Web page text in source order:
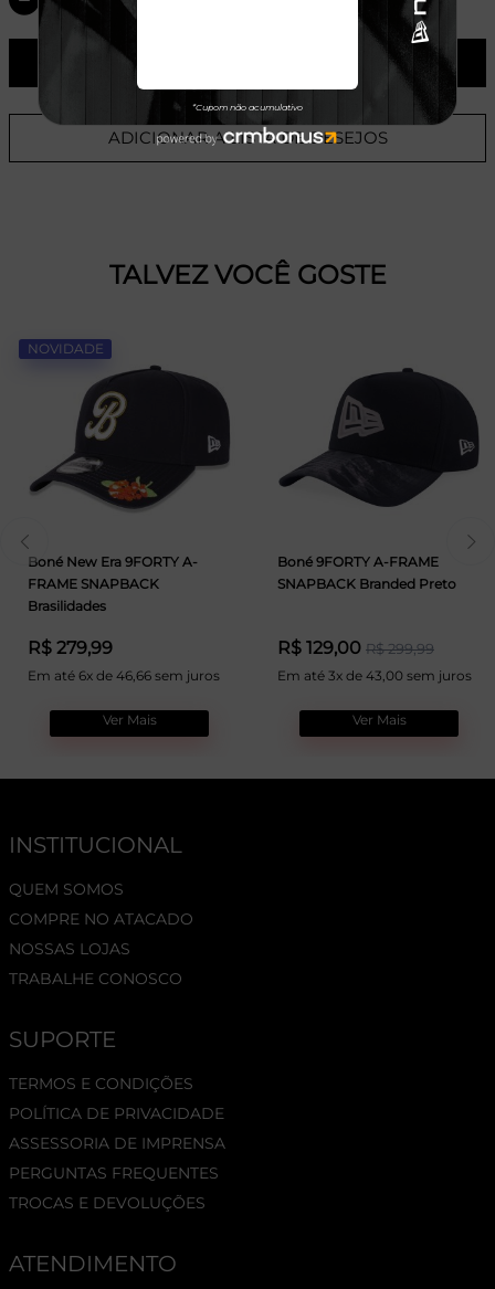
ADICIONAR A LISTA DE DESEJOS
TALVEZ VOCÊ GOSTE
NOVIDADE
Boné New Era 9FORTY A-
FRAME SNAPBACK
Brasilidades
R$ 279,99
Em até 6x de 46,66 sem juros
Ver Mais
Boné 9FORTY A-FRAME
SNAPBACK Branded Preto
R$ 129,00 R$ 299,99
Em até 3x de 43,00 sem juros
Ver Mais
INSTITUCIONAL
QUEM SOMOS
COMPRE NO ATACADO
NOSSAS LOJAS
TRABALHE CONOSCO
SUPORTE
TERMOS E CONDIÇÕES
POLÍTICA DE PRIVACIDADE
ASSESSORIA DE IMPRENSA
PERGUNTAS FREQUENTES
TROCAS E DEVOLUÇÕES
ATENDIMENTO